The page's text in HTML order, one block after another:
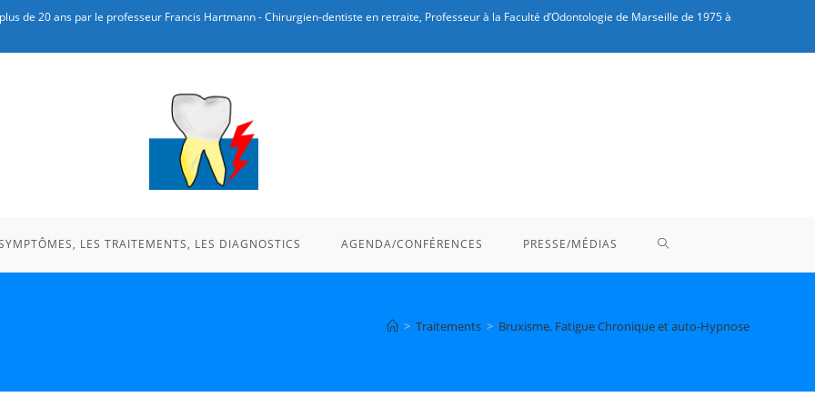
de 20 ans par le professeur Francis Hartmann - Chirurgien-dentiste en retraite, Professeur à la Faculté d’Odontologie de Marseille de 1975 à
LES TRAITEMENTS, LES DIAGNOSTICS AGENDA/CONFÉRENCES PRESSE/MÉDIAS TOGGLE
> Traitements > Bruxisme, Fatigue Chronique et auto-Hypnose